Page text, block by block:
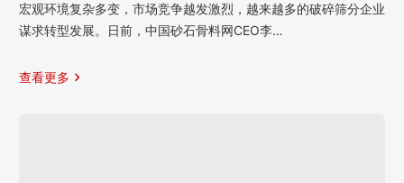
宏观环境复杂多变，市场竞争越发激烈，越来越多的破碎筛分企业
谋求转型发展。日前，中国砂石骨料网CEO李…
查看更多